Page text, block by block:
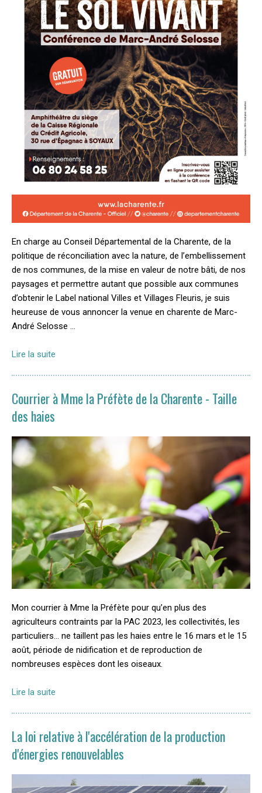
En charge au Conseil Départemental de la Charente, de la
politique de réconciliation avec la nature, de l’embellissement
de nos communes, de la mise en valeur de notre bâti, de nos
paysages et permettre autant que possible aux communes
d’obtenir le Label national Villes et Villages Fleuris, je suis
heureuse de vous annoncer la venue en charente de Marc-
André Selosse …
Lire la suite
Courrier à Mme la Préfète de la Charente - Taille
des haies
Mon courrier à Mme la Préfète pour qu’en plus des
agriculteurs contraints par la PAC 2023, les collectivités, les
particuliers… ne taillent pas les haies entre le 16 mars et le 15
août, période de nidification et de reproduction de
nombreuses espèces dont les oiseaux.
Lire la suite
La loi relative à l'accélération de la production
d'énergies renouvelables